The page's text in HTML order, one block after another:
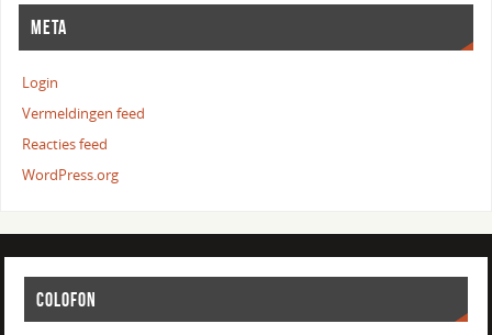
META
Login
Vermeldingen feed
Reacties feed
WordPress.org
COLOFON